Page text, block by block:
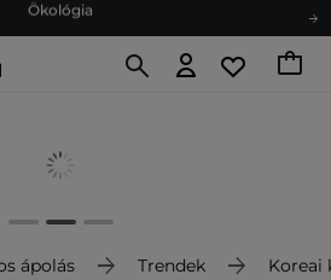
Ajándékkártya
szállítás 15 000 Ft-tól
Ajándékkártya
ápolás Trendek Koreai